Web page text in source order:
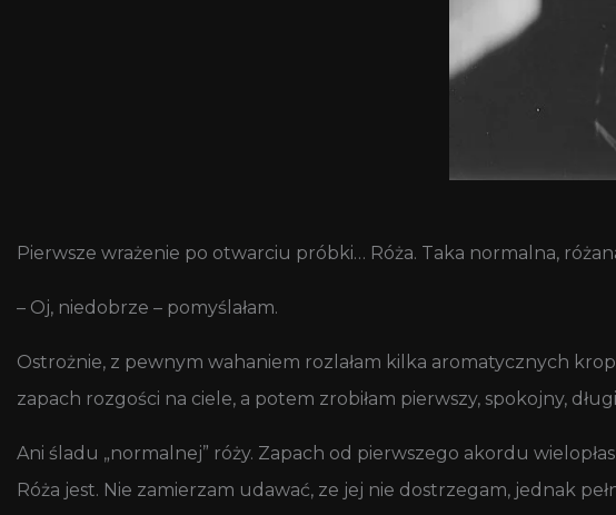
Pierwsze wrażenie po otwarciu próbki… Róża. Taka normalna,
– Oj, niedobrze – pomyślałam.
Ostrożnie, z pewnym wahaniem rozlałam kilka aromatycznych
zapach rozgości na ciele, a potem zrobiłam pierwszy, spokojny,
Ani śladu „normalnej” róży. Zapach od pierwszego akordu
Róża jest. Nie zamierzam udawać, ze jej nie dostrzegam, jednak